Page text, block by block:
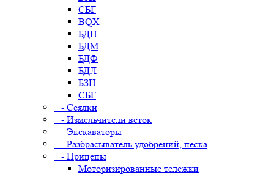
СБГ
BQX
БДН
БДМ
БДФ
БДЛ
БЗН
СБГ
- Сеялки
- Измельчители веток
- Экскаваторы
- Разбрасыватель удобрений, песка
- Прицепы
Моторизированные тележки